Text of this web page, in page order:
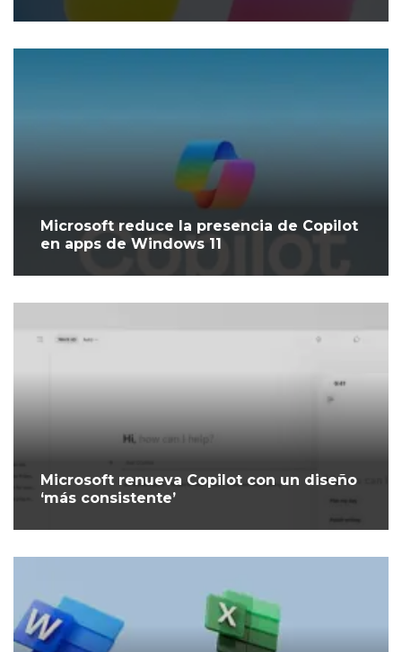
Microsoft reduce la presencia de Copilot
en apps de Windows 11
Microsoft renueva Copilot con un diseño
‘más consistente’